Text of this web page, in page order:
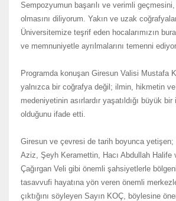
Sempozyumun başarılı ve verimli
olmasını diliyorum. Yakın ve uzak
Üniversitemize teşrif eden hocalarımızın
ve memnuniyetle ayrılmalarını temenni
Programda konuşan Giresun Valisi Mustafa
yalnızca bir coğrafya değil; ilmin, hikmetin ve
medeniyetinin asırlardır yaşatıldığı büyük bir
olduğunu ifade etti.
Giresun ve çevresi de tarih boyunca
Aziz, Şeyh Keramettin, Hacı Abdullah Halife
Çağırgan Veli gibi önemli şahsiyetlerle
tasavvufi hayatına yön veren önemli
çıktığını söyleyen Sayın KOÇ, böylesine